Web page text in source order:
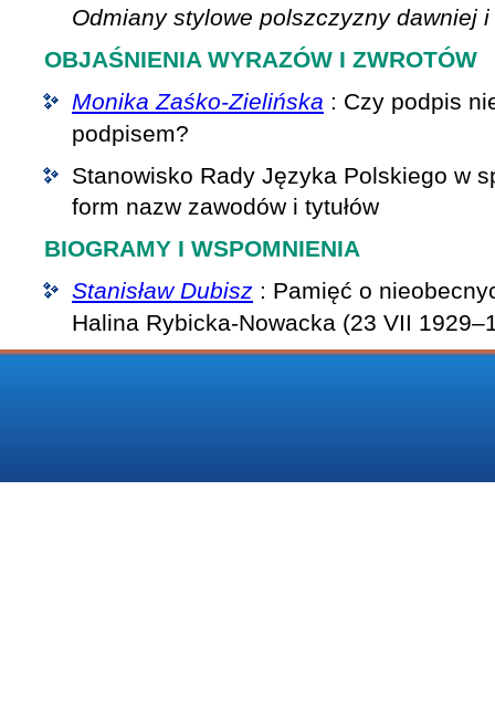
Odmiany stylowe polszczyzny dawniej
OBJAŚNIENIA WYRAZÓW I ZWROTÓW
Monika Zaśko-Zielińska : Czy podpis
podpisem?
Stanowisko Rady Języka Polskiego w
form nazw zawodów i tytułów
BIOGRAMY I WSPOMNIENIA
Stanisław Dubisz : Pamięć o
Halina Rybicka-Nowacka (23 VII